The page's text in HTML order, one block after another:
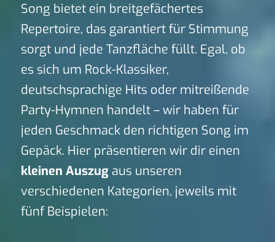
Song bietet ein breitgefächertes
Repertoire, das garantiert für Stimmung
sorgt und jede Tanzfläche füllt. Egal, ob
es sich um Rock-Klassiker,
deutschsprachige Hits oder mitreißende
Party-Hymnen handelt – wir haben für
jeden Geschmack den richtigen Song im
Gepäck. Hier präsentieren wir dir einen
kleinen Auszugaus unseren
verschiedenen Kategorien, jeweils mit
fünf Beispielen: